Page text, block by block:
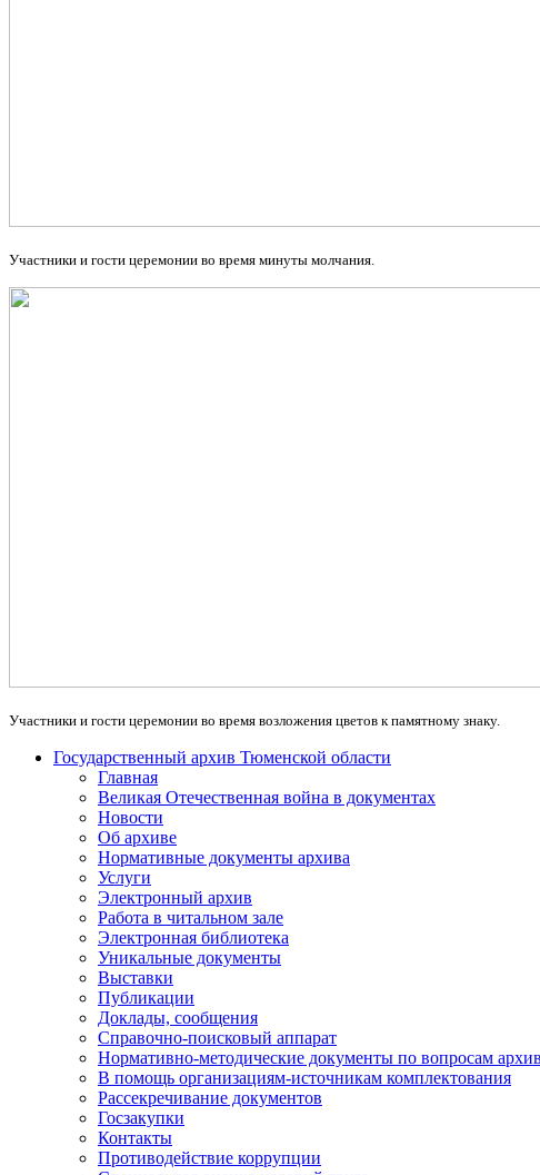
Участники и гости церемонии во время минуты молчания.
Участники и гости церемонии во время возложения цветов к памятному знаку.
Государственный архив Тюменской области
Главная
Великая Отечественная война в документах
Новости
Об архиве
Нормативные документы архива
Услуги
Электронный архив
Работа в читальном зале
Электронная библиотека
Уникальные документы
Выставки
Публикации
Доклады, сообщения
Справочно-поисковый аппарат
Нормативно-методические документы по вопросам
В помощь организациям-источникам комплектования
Рассекречивание документов
Госзакупки
Контакты
Противодействие коррупции